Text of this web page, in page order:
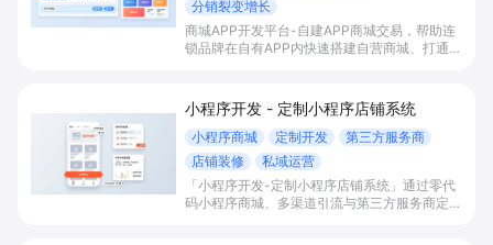
分销裂变增长
商城APP开发平台-自建APP商城交易，帮助连
锁品牌在自有APP内快速搭建自营商城、打通多
小程序开发 - 定制小程序店铺系统
小程序商城 定制开发
第三方服务商
店铺装修
私域运营
「小程序开发-定制小程序店铺系统」通过零代
码小程序商城、多渠道引流与第三方服务商定制